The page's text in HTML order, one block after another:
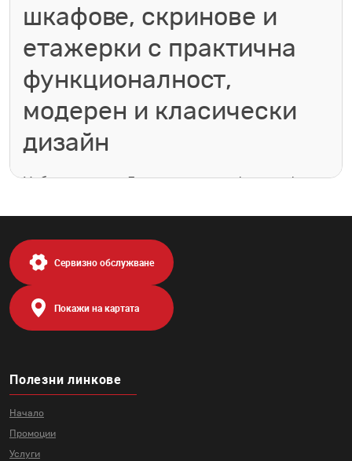
шкафове, скринове и
етажерки с практична
функционалност,
модерен и класически
дизайн
Мебелна палата Лазур предлага офис шкафове с
чекмеджета, висок шкаф етажерка, евтин шкаф
за офис с вратички и чекмеджета, модерен шкаф
с изчистена визия, функционалност и
изключително приятна комбинация на пастелни
цветове и още много други. Тъй като
обзавеждането на офис или кабинет може да се
окаже не толкова лесна задача, поради вида
ви предложим много и различни размери на
интериора на офиса. Имаме модели нисък шкаф
с 3 врати и 2 чекмеджета, който е много
подходящ за организацията на документи и
Полезни линкове
Начало
Промоции
Услуги
Сервизно обслужване
Покажи на картата